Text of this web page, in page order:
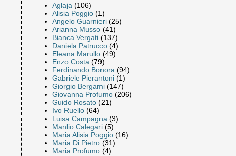
Aglaja (106)
Alisia Poggio (1)
Angelo Guarnieri (25)
Arianna Musso (41)
Bianca Vergati (137)
Daniela Patrucco (4)
Eleana Marullo (49)
Enzo Costa (79)
Ferdinando Bonora (94)
Gabriele Pierantoni (1)
Giorgio Bergami (147)
Giovanna Profumo (206)
Guido Rosato (21)
Ivo Ruello (64)
Luisa Campagna (3)
Manlio Calegari (5)
Maria Alisia Poggio (16)
Maria Di Pietro (31)
Maria Profumo (4)